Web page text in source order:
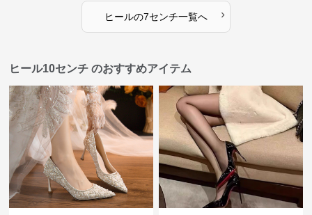
ヒールの7センチ一覧へ ›
ヒール10センチ のおすすめアイテム